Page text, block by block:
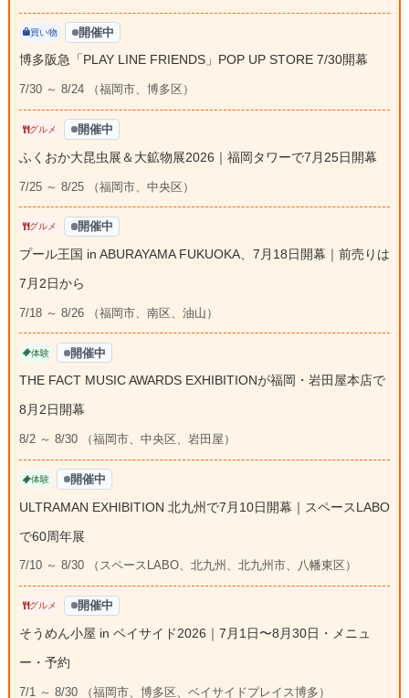
買い物 開催中
博多阪急「PLAY LINE FRIENDS」POP UP STORE 7/30開幕
7/30 ～ 8/24 （福岡市、博多区）
グルメ 開催中
ふくおか大昆虫展＆大鉱物展2026｜福岡タワーで7月25日開幕
7/25 ～ 8/25 （福岡市、中央区）
グルメ 開催中
プール王国 in ABURAYAMA FUKUOKA、7月18日開幕｜前売りは
7月2日から
7/18 ～ 8/26 （福岡市、南区、油山）
体験 開催中
THE FACT MUSIC AWARDS EXHIBITIONが福岡・岩田屋本店で
8月2日開幕
8/2 ～ 8/30 （福岡市、中央区、岩田屋）
体験 開催中
ULTRAMAN EXHIBITION 北九州で7月10日開幕｜スペースLABO
で60周年展
7/10 ～ 8/30 （スペースLABO、北九州、北九州市、八幡東区）
グルメ 開催中
そうめん小屋 in ベイサイド2026｜7月1日〜8月30日・メニュ
ー・予約
7/1 ～ 8/30 （福岡市、博多区、ベイサイドプレイス博多）